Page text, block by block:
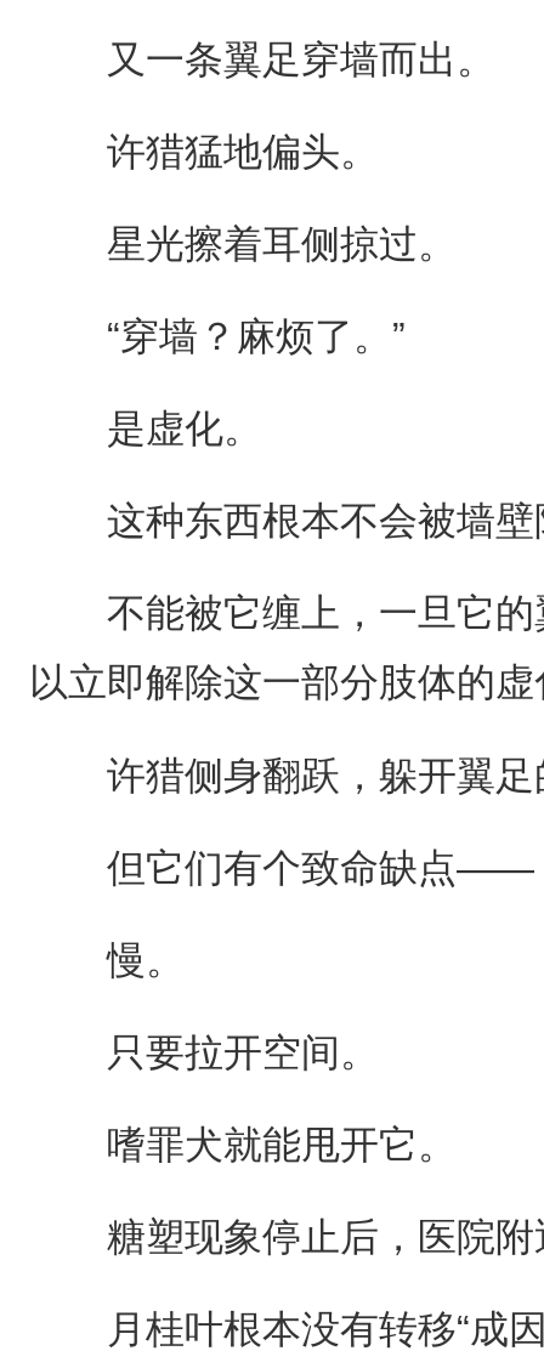
又一条翼足穿墙而出。
许猎猛地偏头。
星光擦着耳侧掠过。
“穿墙？麻烦了。”
是虚化。
这种东西根本不会被墙壁
不能被它缠上，一旦它的
以立即解除这一部分肢体的
许猎侧身翻跃，躲开翼足
但它们有个致命缺点——
慢。
只要拉开空间。
嗜罪犬就能甩开它。
糖塑现象停止后，医院附
月桂叶根本没有转移“成因